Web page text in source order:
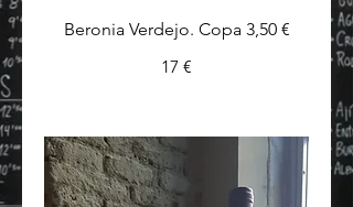
Beronia Verdejo. Copa 3,50 €
17 €